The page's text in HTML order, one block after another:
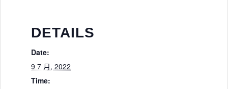
DETAILS
Date:
9 7 月, 2022
Time: